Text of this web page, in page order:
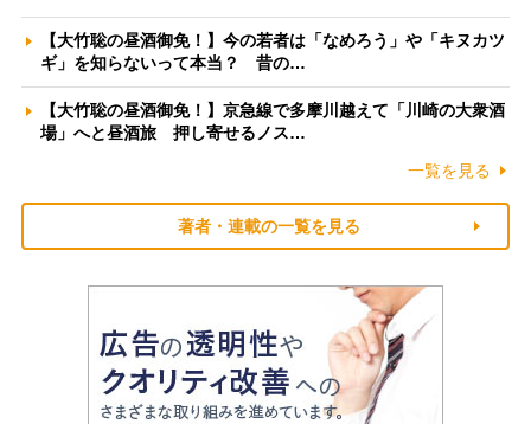
【大竹聡の昼酒御免！】今の若者は「なめろう」や「キヌカツ
ギ」を知らないって本当？ 昔の…
【大竹聡の昼酒御免！】京急線で多摩川越えて「川崎の大衆酒
場」へと昼酒旅 押し寄せるノス…
一覧を見る
著者・連載の一覧を見る